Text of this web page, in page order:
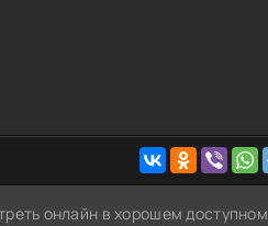
онлайн в хорошем доступном